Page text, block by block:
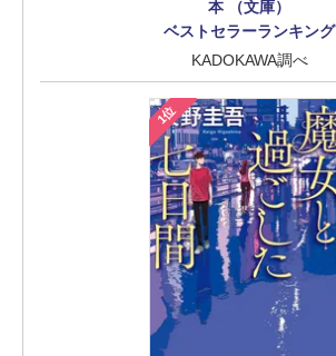
本 （文庫）
ベストセラーランキング
KADOKAWA調べ
1位